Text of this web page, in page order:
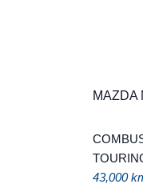
MAZDA
43,000